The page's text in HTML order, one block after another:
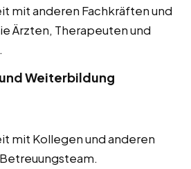
mit anderen Fachkräften und
Ärzten, Therapeuten und
Weiterbildung
mit Kollegen und anderen